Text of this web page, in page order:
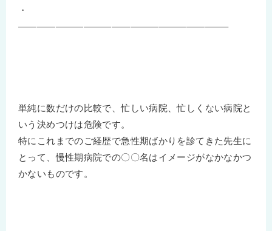
・
——————————————————————–
単純に数だけの比較で、忙しい病院、忙しくない病院と
いう決めつけは危険です。
特にこれまでのご経歴で急性期ばかりを診てきた先生に
とって、慢性期病院での〇〇名はイメージがなかなかつ
かないものです。